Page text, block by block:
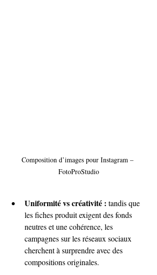
Composition d’images pour Instagram –
FotoProStudio
Uniformité vs créativité : tandis que
les fiches produit exigent des fonds
neutres et une cohérence, les
campagnes sur les réseaux sociaux
cherchent à surprendre avec des
compositions originales.